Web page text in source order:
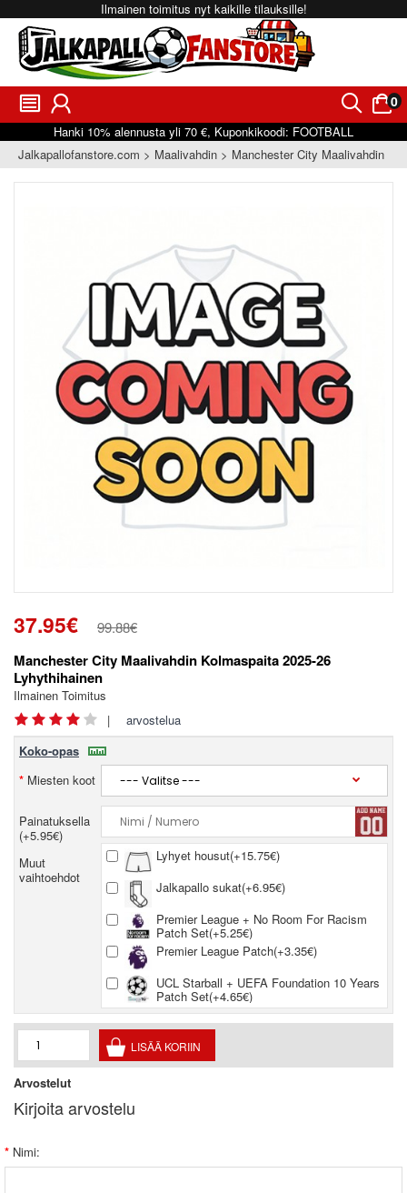
Ilmainen toimitus nyt kaikille tilauksille!
󰂩 󰃳 󰂨 0
󰃠
Hanki 10% alennusta yli 70 €, Kuponkikoodi: FOOTBALL
Jalkapallofanstore.com
Maalivahdin Manchester City Maalivahdin
37.95€ 99.88€
Manchester City Maalivahdin Kolmaspaita 2025-26
Lyhythihainen
Ilmainen Toimitus
|
arvostelua
Koko-opas
Miesten koot
Painatuksella
(+5.95€)
Muut
vaihtoehdot
Lyhyet housut(+15.75€)
Jalkapallo sukat(+6.95€)
Premier League + No Room For Racism
Patch Set(+5.25€)
Premier League Patch(+3.35€)
UCL Starball + UEFA Foundation 10 Years
Patch Set(+4.65€)
Arvostelut
Kirjoita arvostelu
Nimi: